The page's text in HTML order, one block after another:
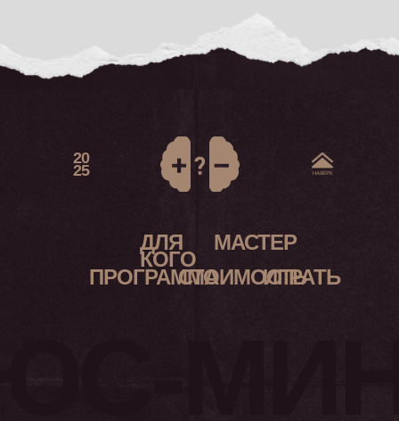
20
25
ДЛЯ
КОГО
МАСТЕР
ПРОГРАММАСТОИМОСТЬ
ИГРАТЬ